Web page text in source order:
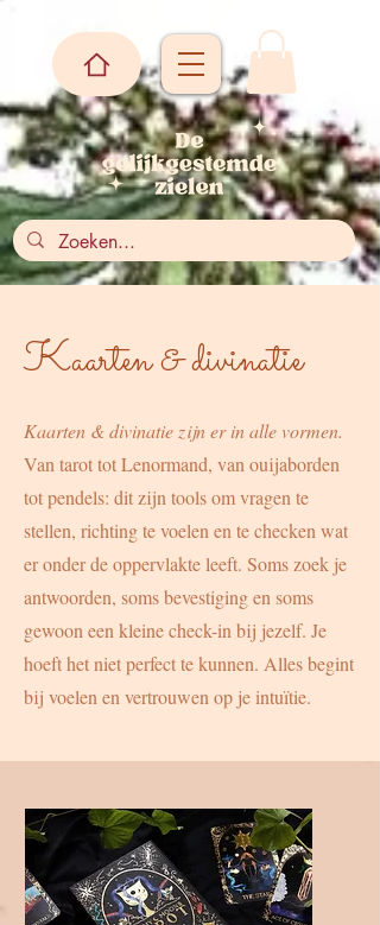
Kaarten & divinatie
Kaarten & divinatie zijn er in alle vormen.
Van tarot tot Lenormand, van ouijaborden
tot pendels: dit zijn tools om vragen te
stellen, richting te voelen en te checken wat
er onder de oppervlakte leeft. Soms zoek je
antwoorden, soms bevestiging en soms
gewoon een kleine check-in bij jezelf. Je
hoeft het niet perfect te kunnen. Alles begint
bij voelen en vertrouwen op je intuïtie.